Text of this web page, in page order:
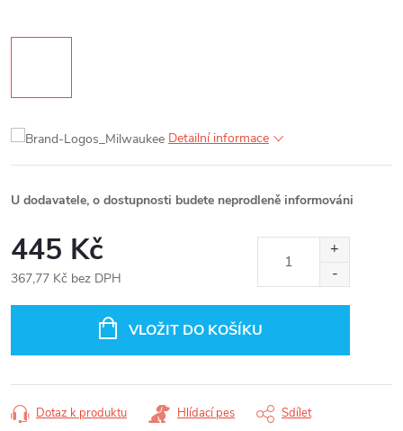
Detailní informace
U dodavatele, o dostupnosti budete neprodleně informováni
445 Kč
367,77 Kč bez DPH
VLOŽIT DO KOŠÍKU
Dotaz k produktu Hlídací pes Sdílet